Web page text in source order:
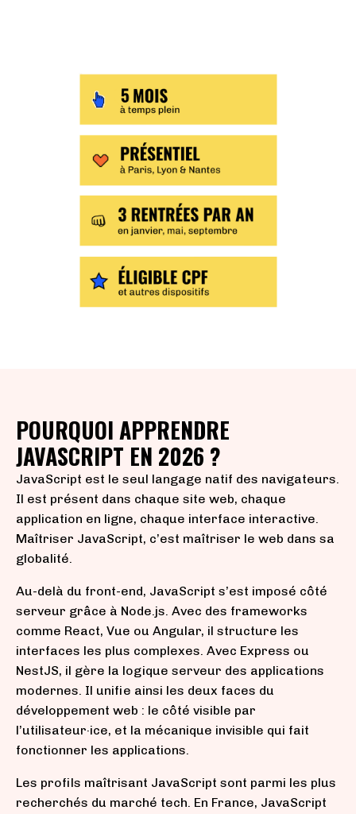
POURQUOI APPRENDRE
JAVASCRIPT EN 2026 ?
JavaScript est le seul langage natif des navigateurs.
Il est présent dans chaque site web, chaque
application en ligne, chaque interface interactive.
Maîtriser JavaScript, c’est maîtriser le web dans sa
globalité.
Au-delà du front-end, JavaScript s’est imposé côté
serveur grâce à Node.js. Avec des frameworks
comme React, Vue ou Angular, il structure les
interfaces les plus complexes. Avec Express ou
NestJS, il gère la logique serveur des applications
modernes. Il unifie ainsi les deux faces du
développement web : le côté visible par
l’utilisateur·ice, et la mécanique invisible qui fait
fonctionner les applications.
Les profils maîtrisant JavaScript sont parmi les plus
recherchés du marché tech. En France, JavaScript